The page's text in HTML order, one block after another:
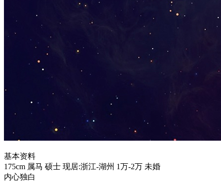
基本资料
175cm 属马 硕士 现居:浙江-湖州 1万-2万 未婚
内心独白